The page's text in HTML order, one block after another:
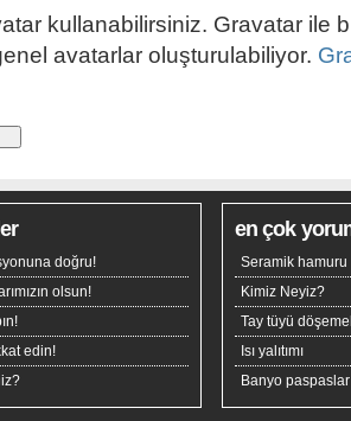
kullanabilirsiniz. Gravatar ile
avatarlar oluşturulabiliyor.
doğru!
olsun!
edin!
en çok
Seramik hamuru
Kimiz Neyiz?
Tay tüyü
Isı yalıtımı
Banyo